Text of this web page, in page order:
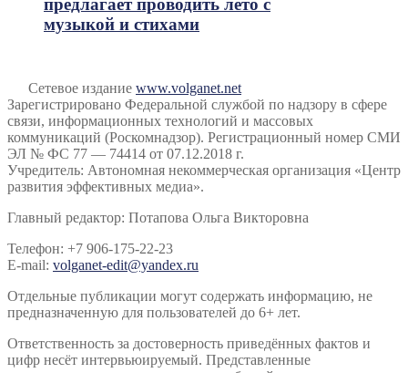
предлагает проводить лето с
музыкой и стихами
Сетевое издание www.volganet.net
Зарегистрировано Федеральной службой по надзору в сфере
связи, информационных технологий и массовых
коммуникаций (Роскомнадзор). Регистрационный номер СМИ
ЭЛ № ФС 77 — 74414 от 07.12.2018 г.
Учредитель: Автономная некоммерческая организация «Центр
развития эффективных медиа».
Главный редактор: Потапова Ольга Викторовна
Телефон: +7 906-175-22-23
E-mail: volganet-edit@yandex.ru
Отдельные публикации могут содержать информацию, не
предназначенную для пользователей до 6+ лет.
Ответственность за достоверность приведённых фактов и
цифр несёт интервьюируемый. Представленные